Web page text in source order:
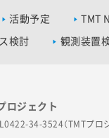
活動予定 TMT
検討
観測装置
ロジェクト
34-3524（TMTプロ